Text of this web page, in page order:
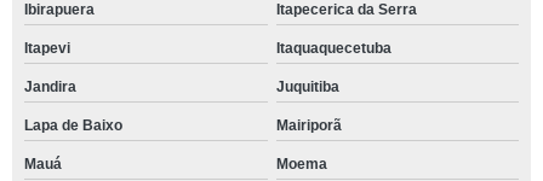
Ibirapuera Itapecerica da Serra
Itapevi Itaquaquecetuba
Jandira Juquitiba
Lapa de Baixo Mairiporã
Mauá Moema